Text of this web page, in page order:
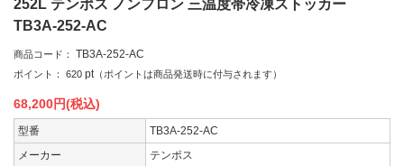
252L テンポス ノンフロン 三温度帯冷凍ストッカー
TB3A-252-AC
商品コード： TB3A-252-AC
ポイント： 620 pt （ポイントは商品発送時に付与されます）
68,200円(税込)
型番
TB3A-252-AC
メーカー
テンポス